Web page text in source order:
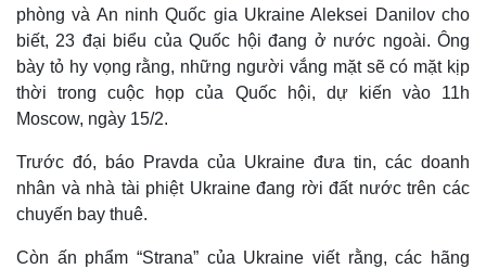
phòng và An ninh Quốc gia Ukraine Aleksei Danilov cho
biết, 23 đại biểu của Quốc hội đang ở nước ngoài. Ông
bày tỏ hy vọng rằng, những người vắng mặt sẽ có mặt kịp
thời trong cuộc họp của Quốc hội, dự kiến ​​vào 11h
Moscow, ngày 15/2.
Trước đó, báo Pravda của Ukraine đưa tin, các doanh
nhân và nhà tài phiệt Ukraine đang rời đất nước trên các
chuyến bay thuê.
Còn ấn phẩm “Strana” của Ukraine viết rằng, các hãng